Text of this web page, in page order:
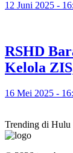
12 Juni 2025 -
RSHD
Kelola
16 Mei 2025 -
Trending di Hulu